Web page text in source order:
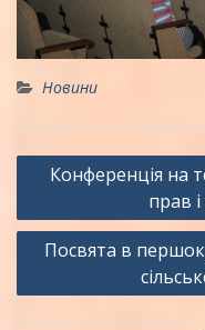
Новини
Навігація
записів
Конференція на
прав
Посвята в